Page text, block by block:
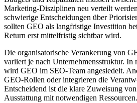
Marketing-Disziplinen neu verteilt
schwierige Entscheidungen über
sollten GEO als langfristige Investition
Return erst mittelfristig sichtbar wird.
Die organisatorische Verankerung von
variiert je nach Unternehmensstruktur. In
wird GEO im SEO-Team angesiedelt.
GEO-Rollen oder integrieren die
Entscheidend ist die klare Zuweisung
Ausstattung mit notwendigen Ressourcen.